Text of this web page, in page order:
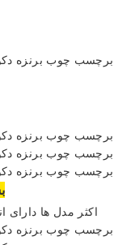
اکثر مدل ها دارای